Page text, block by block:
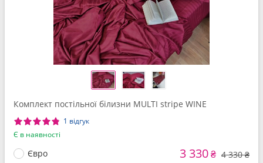
Комплект постільної білизни MULTI stripe WINE
1 відгук
Є в наявності
Євро 3 330₴ 4 330 ₴